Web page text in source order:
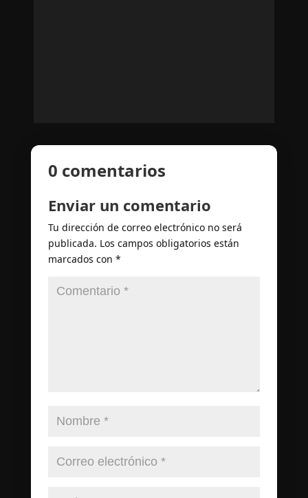
0 comentarios
Enviar un comentario
Tu dirección de correo electrónico no será
publicada. Los campos obligatorios están
marcados con *